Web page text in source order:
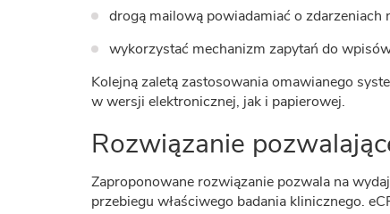
drogą mailową powiadamiać o zdarzeniach
wykorzystać mechanizm zapytań do
Kolejną zaletą zastosowania omawianego
w wersji elektronicznej, jak i papierowej.
Rozwiązanie
Zaproponowane rozwiązanie pozwala na
przebiegu właściwego badania klinicznego.